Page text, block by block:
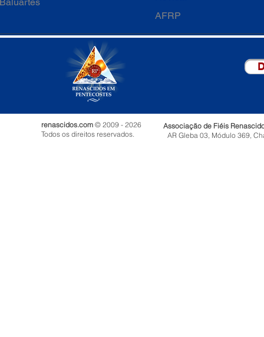
AFRP
renascidos.com © 2009 - 2026
Todos os direitos reservados.
Associação de Fiéis
AR Gleba 03, Módulo 369,